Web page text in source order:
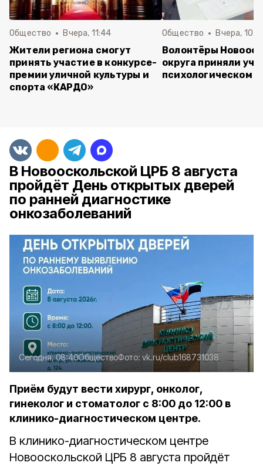
Общество Вчера, 11:44
Жители региона смогут
принять участие в конкурсе-
премии уличной культуры и
спорта «КАРДО»
Общество Вчера,
Волонтёры
округа приняли
психологическом
В Новооскольской ЦРБ 8 августа
пройдёт День открытых дверей
по ранней диагностике
онкозаболеваний
Сегодня, 08:40ОбществоФото:vk.ru/club168731038
Приём будут вести хирург, онколог,
гинеколог и стоматолог с 8:00 до 12:00 в
клинико-диагностическом центре.
В клинико-диагностическом центре
Новооскольской ЦРБ 8 августа пройдёт